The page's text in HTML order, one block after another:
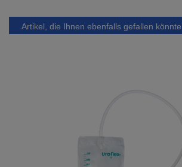
Artikel, die Ihnen ebenfalls gefallen